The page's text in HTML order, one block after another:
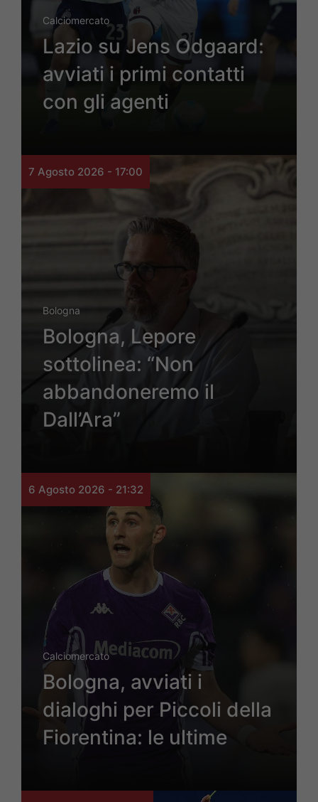
Calciomercato
Lazio su Jens Odgaard:
avviati i primi contatti
con gli agenti
7 Agosto 2026 - 17:00
Bologna
Bologna, Lepore
sottolinea: “Non
abbandoneremo il
Dall’Ara”
6 Agosto 2026 - 21:32
Calciomercato
Bologna, avviati i
dialoghi per Piccoli della
Fiorentina: le ultime